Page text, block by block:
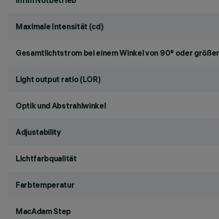
Maximale Intensität (cd)
Gesamtlichtstrom bei einem Winkel von 90° oder
Light output ratio (LOR)
Optik und Abstrahlwinkel
Adjustability
Lichtfarbqualität
Farbtemperatur
MacAdam Step